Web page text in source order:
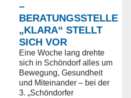
–
BERATUNGSSTELLE
„KLARA“ STELLT
SICH VOR
Eine Woche lang drehte
sich in Schöndorf alles um
Bewegung, Gesundheit
und Miteinander – bei der
3. „Schöndorfer